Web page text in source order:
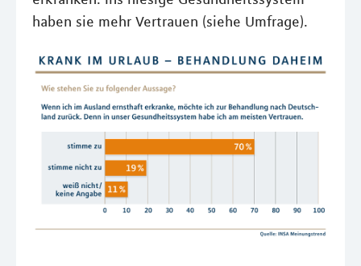
haben sie mehr Vertrauen (siehe Umfrage).